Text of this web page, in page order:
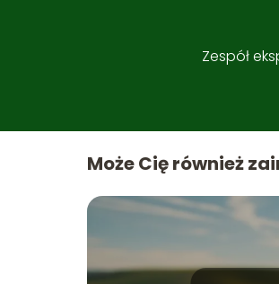
Zespół
Może Cię również